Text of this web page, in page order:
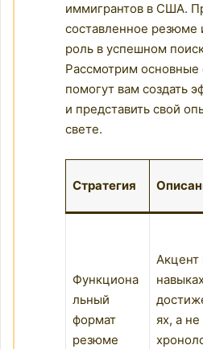
иммигрантов в США.
составленное резюме
роль в успешном
Рассмотрим основные
помогут вам создать
и представить свой
свете.
Стратегия
Функциона
льный
формат
резюме
Акцент
ях, а не